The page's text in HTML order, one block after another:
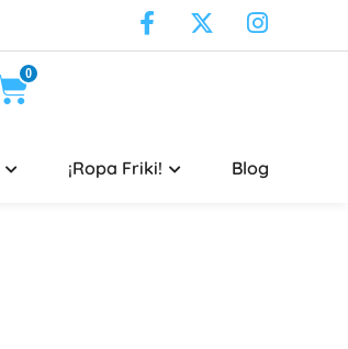
0
¡Ropa Friki! Blog